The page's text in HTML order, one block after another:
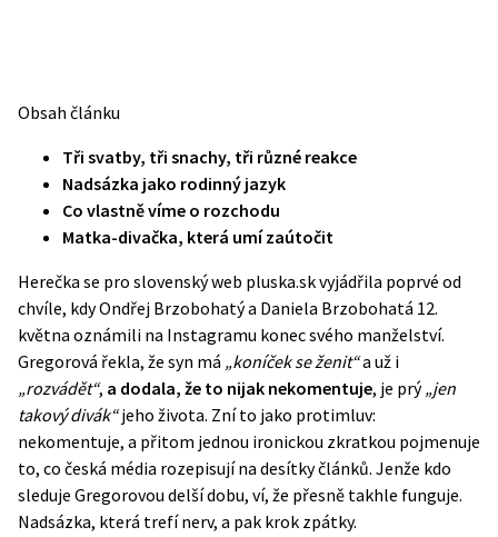
Obsah článku
Tři svatby, tři snachy, tři různé reakce
Nadsázka jako rodinný jazyk
Co vlastně víme o rozchodu
Matka-divačka, která umí zaútočit
Herečka se pro slovenský web pluska.sk vyjádřila poprvé od
chvíle, kdy Ondřej Brzobohatý a Daniela Brzobohatá 12.
května oznámili na Instagramu konec svého manželství.
Gregorová řekla, že syn má „koníček se ženit“a už i
„rozvádět“, a dodala, že to nijak nekomentuje, je prý„jen
takový divák“jeho života. Zní to jako protimluv:
nekomentuje, a přitom jednou ironickou zkratkou pojmenuje
to, co česká média rozepisují na desítky článků. Jenže kdo
sleduje Gregorovou delší dobu, ví, že přesně takhle funguje.
Nadsázka, která trefí nerv, a pak krok zpátky.